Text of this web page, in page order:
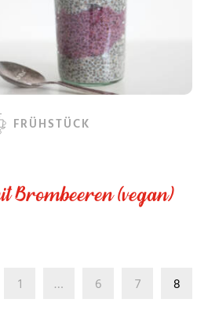
FRÜHSTÜCK
Brombeeren (vegan)
1 … 6 7 8